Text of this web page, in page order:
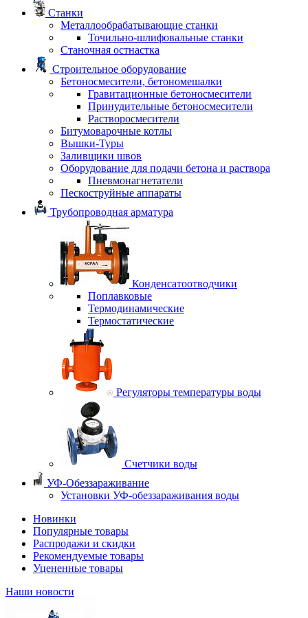
Станки
Металлообрабатывающие станки
Точильно-шлифовальные станки
Станочная остнастка
Строительное оборудование
Бетоносмесители, бетономешалки
Гравитационные бетоносмесители
Принудительные бетоносмесители
Растворосмесители
Битумоварочные котлы
Вышки-Туры
Заливщики швов
Оборудование для подачи бетона и раствора
Пневмонагнетатели
Пескоструйные аппараты
Трубопроводная арматура
Конденсатоотводчики
Поплавковые
Термодинамические
Термостатические
Регуляторы температуры воды
Счетчики воды
УФ-Обеззараживание
Установки УФ-обеззараживания воды
Новинки
Популярные товары
Распродажи и скидки
Рекомендуемые товары
Уцененные товары
Наши новости